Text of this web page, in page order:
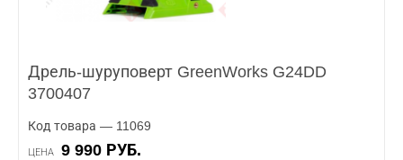
Дрель-шуруповерт GreenWorks G24DD
3700407
Код товара — 11069
ЦЕНА 9 990 РУБ.